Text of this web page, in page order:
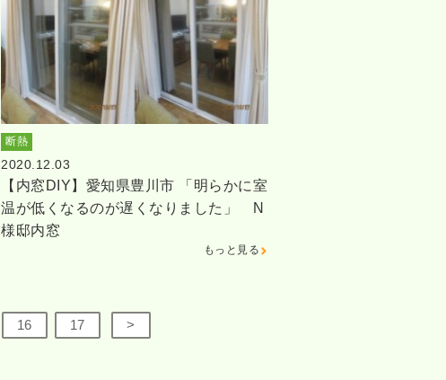
断熱
2020.12.03
【内窓DIY】愛知県豊川市 「明らかに室
温が低くなるのが遅くなりました」 N
様邸内窓
もっと見る
16 17 >